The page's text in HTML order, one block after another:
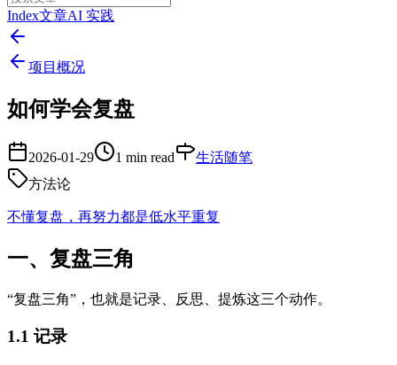
Index文章AI 实践
项目概况
如何学会复盘
2026-01-29 1 min read
生活随笔
方法论
不懂复盘，再努力都是低水平重复
一、复盘三角
“复盘三角”，也就是记录、反思、提炼这三个动作。
1.1 记录